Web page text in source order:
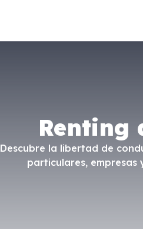
Renting
Descubre la libertad de
particulares, empresas